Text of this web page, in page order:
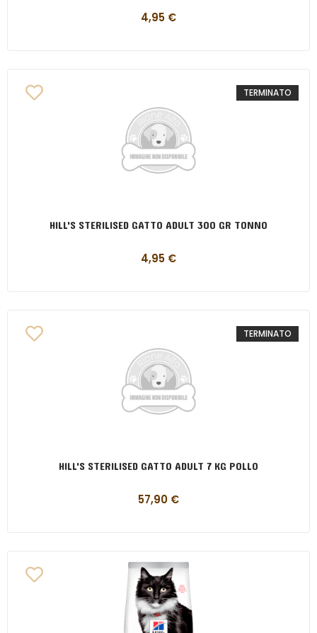
4,95 €
TERMINATO
HILL'S STERILISED GATTO ADULT 300 GR TONNO
4,95 €
TERMINATO
HILL'S STERILISED GATTO ADULT 7 KG POLLO
57,90 €